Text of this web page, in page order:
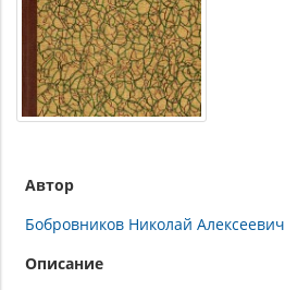
Автор
Бобровников Николай Алексеевич
Описание